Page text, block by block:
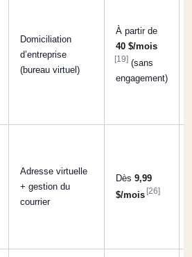
Domiciliation
d’entreprise
(bureau virtuel)
À partir de
40 $/mois
[19] (sans
engagement)
Adresse virtuelle
+ gestion du
courrier
Dès 9,99
$/mois [26]